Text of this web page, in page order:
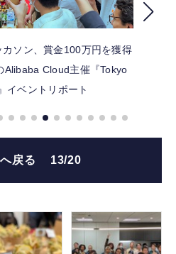
ソン、賞金100万円を獲得
Alibaba Cloud主催『Tokyo
イベントリポート
戻る 13/20